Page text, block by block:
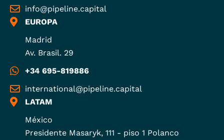
info@pipeline.capital
EUROPA
Madrid
Av. Brasil. 29
+34 695-819886
international@pipeline.capital
LATAM
México
Presidente Masaryk, 111 - piso 1 Polanco